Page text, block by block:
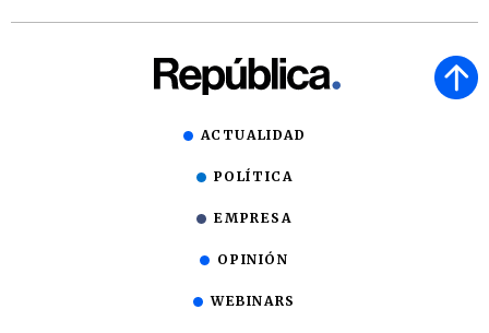
ACTUALIDAD
POLÍTICA
EMPRESA
OPINIÓN
WEBINARS